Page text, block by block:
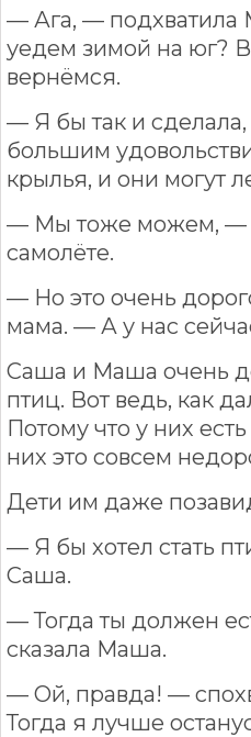
— Ага, —
уедем зимой на юг?
вернёмся.
— Я бы так и
большим
крылья, и они могут
— Мы тоже можем, —
самолёте.
— Но это очень
мама. — А у нас
Саша и Маша очень
птиц. Вот ведь, как
Потому что у них
них это совсем
Дети им даже
— Я бы хотел стать
Саша.
— Тогда ты должен
сказала Маша.
— Ой, правда! —
Тогда я лучше